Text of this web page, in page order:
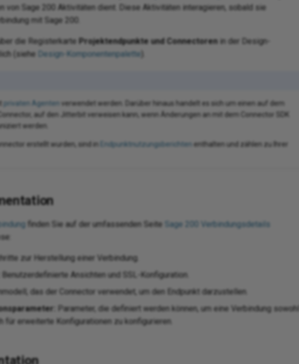
von Sage 200 Aktivitäten dient. Diese Aktivitäten interagieren, sobald sie
mit Sage 200.
die Registerkarte Projektendpunkte und Connectoren in der Design-
(siehe
Design-Komponentenpalette
privaten Agenten verwendet werden. Darüber hinaus handelt es sich um einen auf dem
auf den Jitterbit verweisen kann, wenn Änderungen an mit dem Connector SDK
werden.
erstellt wurden, sind in Endpunktnutzungsberichten enthalten und zählen zu Ihrer
finden Sie auf der umfassenden Seite
Sage 200 Verbindungsdetails
zur Herstellung einer Verbindung.
Benutzerdefinierte Ansichten und SSL-Konfiguration.
das der Connector verwendet, um den Endpunkt darzustellen.
Parameter, die definiert werden können, um eine Verbindung sowohl
für erweiterte Konfigurationen zu konfigurieren.